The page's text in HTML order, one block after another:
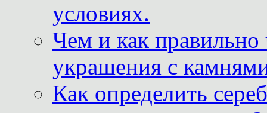
условиях.
Чем и как
украшения с
Как определить